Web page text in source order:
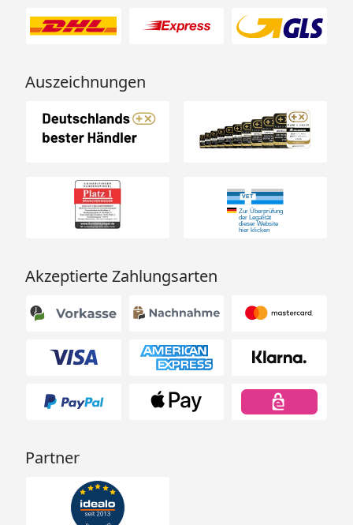
Auszeichnungen
Akzeptierte Zahlungsarten
Partner